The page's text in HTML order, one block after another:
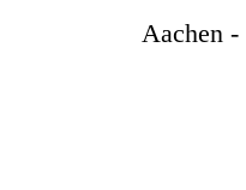
Aachen -